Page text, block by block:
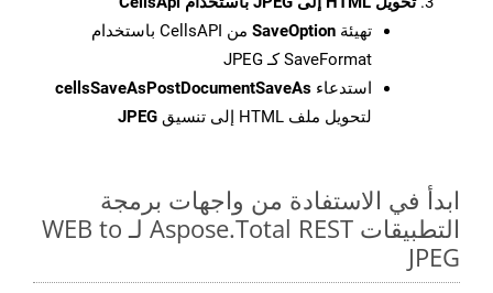
تهيئة SaveOption
من CellsAPI باستخدام
SaveFormat كـ JPEG
استدعاء cellsSaveAsPostDocumentSaveAs
لتحويل ملف HTML إلى تنسيق
JPEG
ابدأ في الاستفادة من واجهات برمجة
التطبيقات Aspose.Total REST لـ WEB to
JPEG